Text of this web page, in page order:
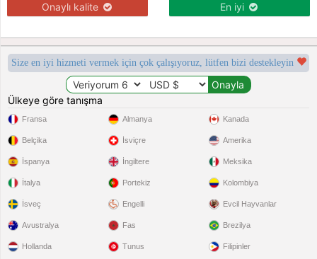
Onaylı kalite En iyi
Size en iyi hizmeti vermek için çok çalışıyoruz, lütfen bizi destekleyin
Ülkeye göre tanışma
Fransa
Belçika
İspanya
İtalya
İsveç
Almanya
İsviçre
İngiltere
Portekiz
Engelli
Kanada
Amerika
Meksika
Kolombiya
Evcil Hayvanlar
Avustralya
Hollanda
Fas
Tunus
Brezilya
Filipinler